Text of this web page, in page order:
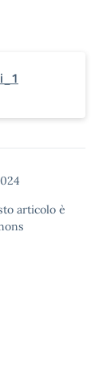
articolo è